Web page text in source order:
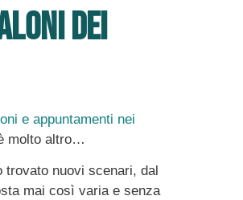
dei
e appuntamenti nei
molto altro…
trovato nuovi scenari, dal
mai così varia e senza